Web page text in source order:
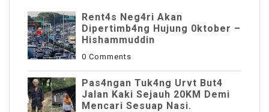
Rent4s Neg4ri Akan
Dipertimb4ng Hujung 0ktober –
Hishammuddin
0 Comments
Pas4ngan Tuk4ng Urvt But4
JaIan Kaki Sejauh 20KM Demi
Mencari Sesuap Nasi.